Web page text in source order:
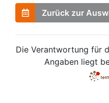
Zurück zur
Die Verantwortung für
Angaben liegt